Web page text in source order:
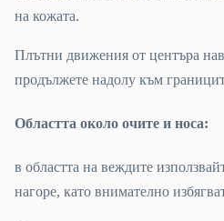
на кожата.
Плътни движения от центъра
продължете надолу към
Областта около очите и носа:
в областта на веждите
нагоре, като внимателно